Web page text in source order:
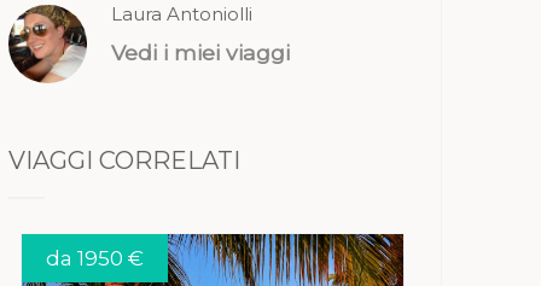
Laura Antoniolli
Vedi i miei viaggi
VIAGGI CORRELATI
da 1950 €